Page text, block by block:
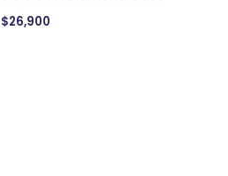
$26,900